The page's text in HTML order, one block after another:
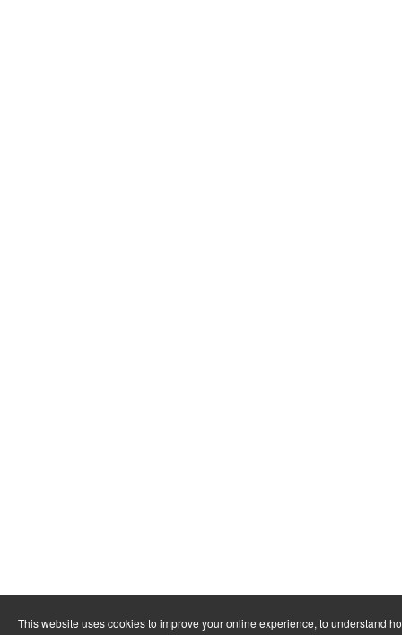
This website uses cookies to improve your online experience, to understand